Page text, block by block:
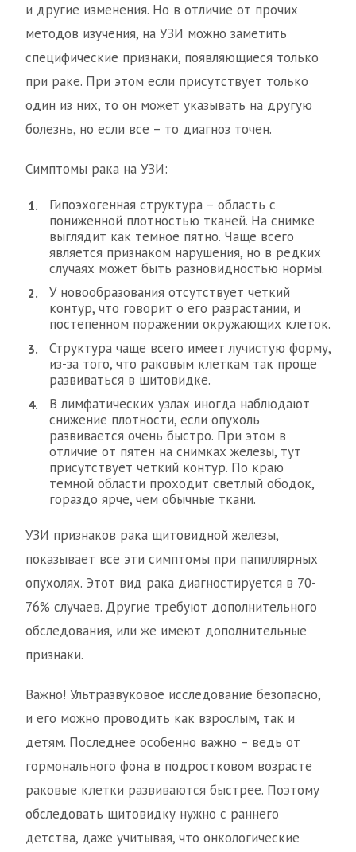
и другие изменения. Но в отличие от прочих
методов изучения, на УЗИ можно заметить
специфические признаки, появляющиеся только
при раке. При этом если присутствует только
один из них, то он может указывать на другую
болезнь, но если все – то диагноз точен.
Симптомы рака на УЗИ:
Гипоэхогенная структура – область с
пониженной плотностью тканей. На снимке
выглядит как темное пятно. Чаще всего
является признаком нарушения, но в редких
случаях может быть разновидностью нормы.
У новообразования отсутствует четкий
контур, что говорит о его разрастании, и
постепенном поражении окружающих клеток.
Структура чаще всего имеет лучистую форму,
из-за того, что раковым клеткам так проще
развиваться в щитовидке.
В лимфатических узлах иногда наблюдают
снижение плотности, если опухоль
развивается очень быстро. При этом в
отличие от пятен на снимках железы, тут
присутствует четкий контур. По краю
темной области проходит светлый ободок,
гораздо ярче, чем обычные ткани.
УЗИ признаков рака щитовидной железы,
показывает все эти симптомы при папиллярных
опухолях. Этот вид рака диагностируется в 70-
76% случаев. Другие требуют дополнительного
обследования, или же имеют дополнительные
признаки.
Важно! Ультразвуковое исследование безопасно,
и его можно проводить как взрослым, так и
детям. Последнее особенно важно – ведь от
гормонального фона в подростковом возрасте
раковые клетки развиваются быстрее. Поэтому
обследовать щитовидку нужно с раннего
детства, даже учитывая, что онкологические